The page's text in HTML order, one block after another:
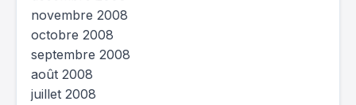
novembre 2008
octobre 2008
septembre 2008
août 2008
juillet 2008